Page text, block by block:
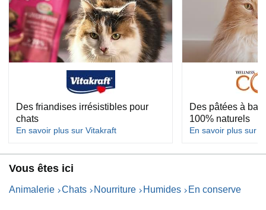
Des friandises irrésistibles pour
chats
En savoir plus sur Vitakraft
Des pâtées à
100% naturels
En savoir plus sur
Vous êtes ici
Animalerie Chats Nourriture Humides En conserve